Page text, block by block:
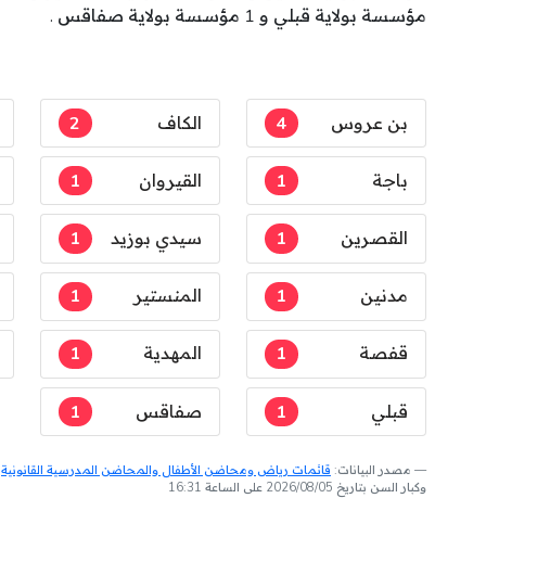
مؤسسة بولاية قبلي و 1 مؤسسة بولاية صفاقس .
بن عروس 4 الكاف 2
باجة 1 القيروان 1
القصرين 1 سيدي بوزيد 1
مدنين 1 المنستير 1
قفصة 1 المهدية 1
قبلي 1 صفاقس 1
مصدر البيانات: قائمات رياض ومحاضن الأطفال والمحاضن المدرسية القانونية
وكبار السن بتاريخ 2026/08/05 على الساعة 16:31